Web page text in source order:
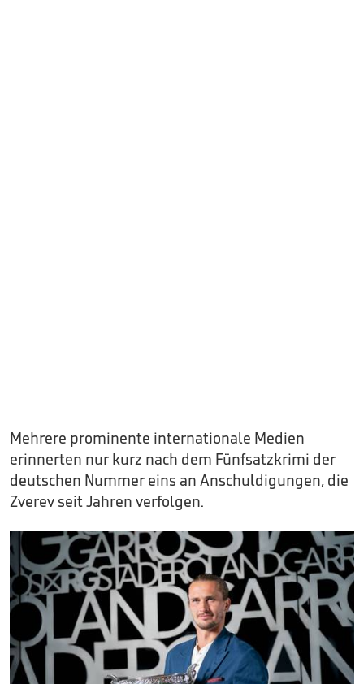
Mehrere prominente internationale Medien
erinnerten nur kurz nach dem Fünfsatzkrimi der
deutschen Nummer eins an Anschuldigungen, die
Zverev seit Jahren verfolgen.